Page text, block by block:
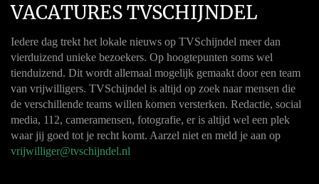
VACATURES TVSCHIJNDEL
Iedere dag trekt het lokale nieuws op TVSchijndel meer dan
vierduizend unieke bezoekers. Op hoogtepunten soms wel
tienduizend. Dit wordt allemaal mogelijk gemaakt door een team
van vrijwilligers. TVSchijndel is altijd op zoek naar mensen die
de verschillende teams willen komen versterken. Redactie, social
media, 112, cameramensen, fotografie, er is altijd wel een plek
waar jij goed tot je recht komt. Aarzel niet en meld je aan op
vrijwilliger@tvschijndel.nl